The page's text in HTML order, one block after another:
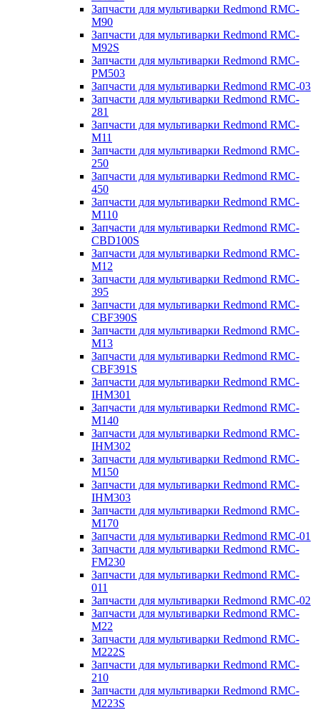
Запчасти для мультиварки Redmond RMC-
M90
Запчасти для мультиварки Redmond RMC-
M92S
Запчасти для мультиварки Redmond RMC-
PM503
Запчасти для мультиварки Redmond RMC-03
Запчасти для мультиварки Redmond RMC-
281
Запчасти для мультиварки Redmond RMC-
M11
Запчасти для мультиварки Redmond RMC-
250
Запчасти для мультиварки Redmond RMC-
450
Запчасти для мультиварки Redmond RMC-
M110
Запчасти для мультиварки Redmond RMC-
CBD100S
Запчасти для мультиварки Redmond RMC-
M12
Запчасти для мультиварки Redmond RMC-
395
Запчасти для мультиварки Redmond RMC-
CBF390S
Запчасти для мультиварки Redmond RMC-
M13
Запчасти для мультиварки Redmond RMC-
CBF391S
Запчасти для мультиварки Redmond RMC-
IHM301
Запчасти для мультиварки Redmond RMC-
M140
Запчасти для мультиварки Redmond RMC-
IHM302
Запчасти для мультиварки Redmond RMC-
M150
Запчасти для мультиварки Redmond RMC-
IHM303
Запчасти для мультиварки Redmond RMC-
M170
Запчасти для мультиварки Redmond RMC-01
Запчасти для мультиварки Redmond RMC-
FM230
Запчасти для мультиварки Redmond RMC-
011
Запчасти для мультиварки Redmond RMC-02
Запчасти для мультиварки Redmond RMC-
M22
Запчасти для мультиварки Redmond RMC-
M222S
Запчасти для мультиварки Redmond RMC-
210
Запчасти для мультиварки Redmond RMC-
M223S